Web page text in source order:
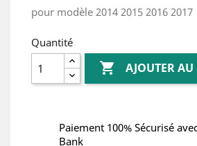
pour modèle 2014 2015 2016 2017
Quantité
 AJOUTER
Paiement 100% Sécurisé
Bank